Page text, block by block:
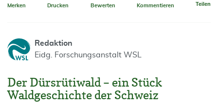
Merken Drucken Bewerten Kommentieren Teilen
Redaktion
Eidg. Forschungsanstalt WSL
Der Dürsrütiwald – ein Stück
Waldgeschichte der Schweiz